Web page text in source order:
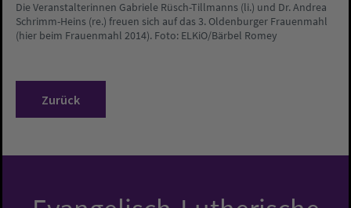
Die Veranstalterinnen Gabriele Rüsch-Tillmanns (li.) und Dr. Andrea
Schrimm-Heins (re.) freuen sich auf das 3. Oldenburger Frauenmahl
(hier beim Frauenmahl 2014). Foto: ELKiO/Bärbel Romey
Zurück